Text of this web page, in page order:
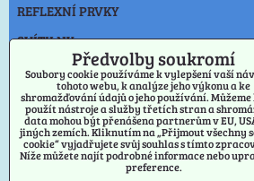
REFLEXNÍ PRVKY
SVÍTILNY
NOŽE
OSTATNÍ
VÝPRODEJ PŘÍVĚSKY
PRAHA
Předvolby soukromí
Soubory cookie používáme k vylepšení vaší
tohoto webu, k analýze jeho výkonu a ke
shromažďování údajů o jeho používání. Můžeme
použít nástroje a služby třetích stran a
data mohou být přenášena partnerům v EU,
jiných zemích. Kliknutím na „Přijmout všechny
cookie“ vyjadřujete svůj souhlas s tímto
Níže můžete najít podrobné informace nebo
preference.